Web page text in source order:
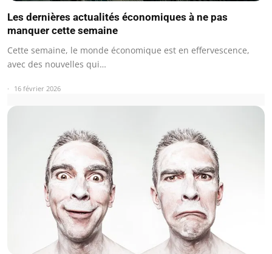
Les dernières actualités économiques à ne pas
manquer cette semaine
Cette semaine, le monde économique est en effervescence,
avec des nouvelles qui…
16 février 2026